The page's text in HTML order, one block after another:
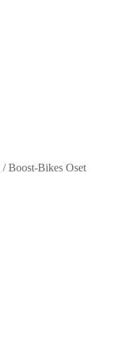
/ Boost-Bikes Oset